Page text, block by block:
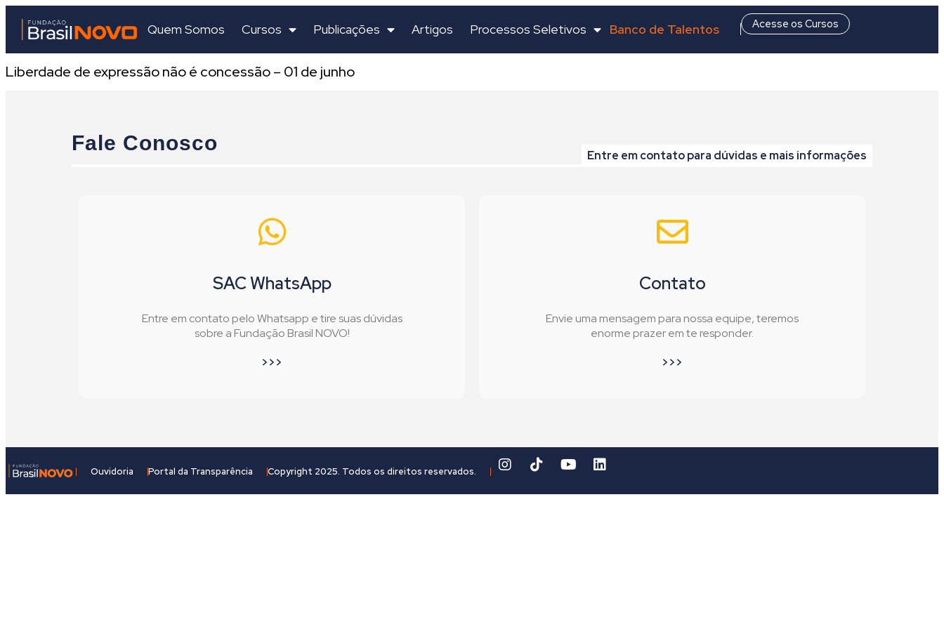
Quem Somos Cursos Publicações Artigos Processos Seletivos Banco de Talentos Acesse os Cursos
Liberdade de expressão não é concessão – 01 de junho
Fale Conosco
Entre em contato para dúvidas e mais informações
SAC WhatsApp
Entre em contato pelo Whatsapp e tire suas dúvidas
sobre a Fundação Brasil NOVO!
>>>
Contato
Envie uma mensagem para nossa equipe, teremos
enorme prazer em te responder.
>>>
Ouvidoria Portal da Transparência Copyright 2025. Todos os direitos reservados.